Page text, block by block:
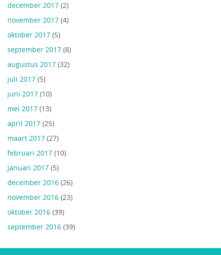
december 2017 (2)
november 2017 (4)
oktober 2017 (5)
september 2017 (8)
augustus 2017 (32)
juli 2017 (5)
juni 2017 (10)
mei 2017 (13)
april 2017 (25)
maart 2017 (27)
februari 2017 (10)
januari 2017 (5)
december 2016 (26)
november 2016 (23)
oktober 2016 (39)
september 2016 (39)